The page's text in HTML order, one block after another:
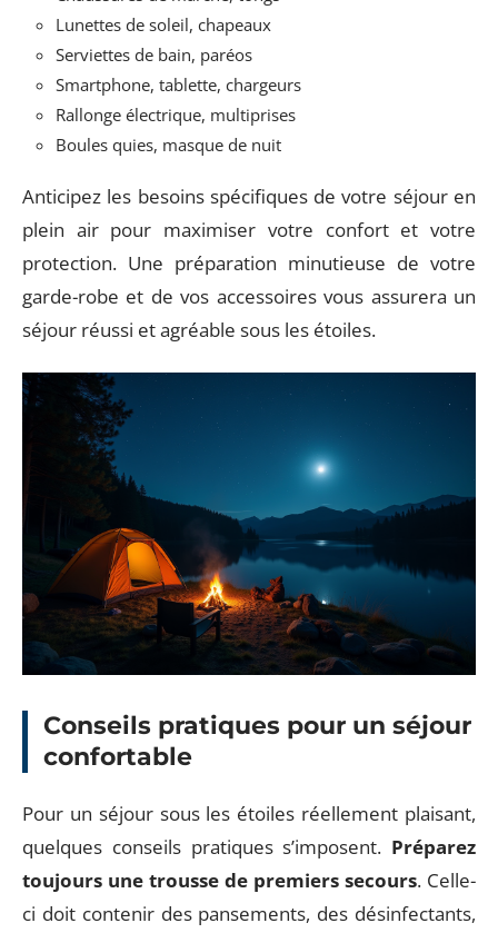
Lunettes de soleil, chapeaux
Serviettes de bain, paréos
Smartphone, tablette, chargeurs
Rallonge électrique, multiprises
Boules quies, masque de nuit
Anticipez les besoins spécifiques de votre séjour en
plein air pour maximiser votre confort et votre
protection. Une préparation minutieuse de votre
garde-robe et de vos accessoires vous assurera un
séjour réussi et agréable sous les étoiles.
Conseils pratiques pour un séjour
confortable
Pour un séjour sous les étoiles réellement plaisant,
quelques conseils pratiques s’imposent. Préparez
toujours une trousse de premiers secours. Celle-
ci doit contenir des pansements, des désinfectants,